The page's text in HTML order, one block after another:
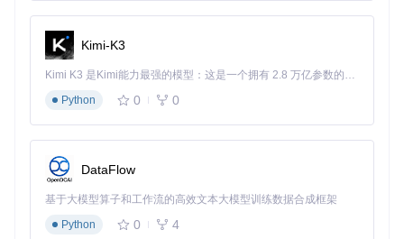
幻兽帕鲁服务器管理工具以技术创新打破传统运维壁垒，通过
可视化界面与自动化流程，让管理员从繁琐的命令行操作中解
放。无论是独立开发者还是大型团队，都能通过
专属功能，开启服务器管理的新篇章。
：定期通过 更新脚本
析引擎将为你带来更强大的数据处理能力。
palworld-server-tool
项目地址：
https://gitcode.com/gh_mirrors/pa/palworld-
Kimi-K3
Kimi K3 是Kimi能力最强的模型：这是一个拥有 2.8 万亿参数的混合专家（MoE）模型，具备原生视觉理解能力，并支持 100 万 token 的上下文窗口。
Python
0 0
DataFlow
基于大模型算子和工作流的高效文本大模型训练数据合成框架
Python
0 4